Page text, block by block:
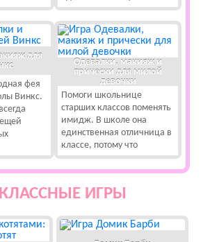
для
фея
Винкс.
Одевалки, макияж и
прически для милой
девочки
Помоги школьнице
старших классов поменять
имидж. В школе она
единственная отличница в
классе, потому что
ИГРЫ